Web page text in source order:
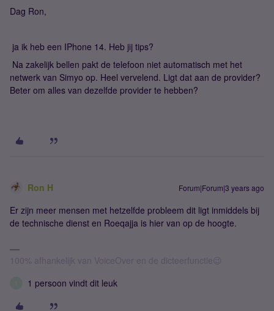
Dag Ron,
ja ik heb een IPhone 14. Heb jij tips?
Na zakelijk bellen pakt de telefoon niet automatisch met het
netwerk van Simyo op. Heel vervelend. Ligt dat aan de provider?
Beter om alles van dezelfde provider te hebben?
Ron H Forum|Forum|3 years ago
Er zijn meer mensen met hetzelfde probleem dit ligt inmiddels bij
de technische dienst en Roeqajja is hier van op de hoogte.
100% afhankelijk van VoiceOver en de dicteerfunctie😉
1 persoon vindt dit leuk